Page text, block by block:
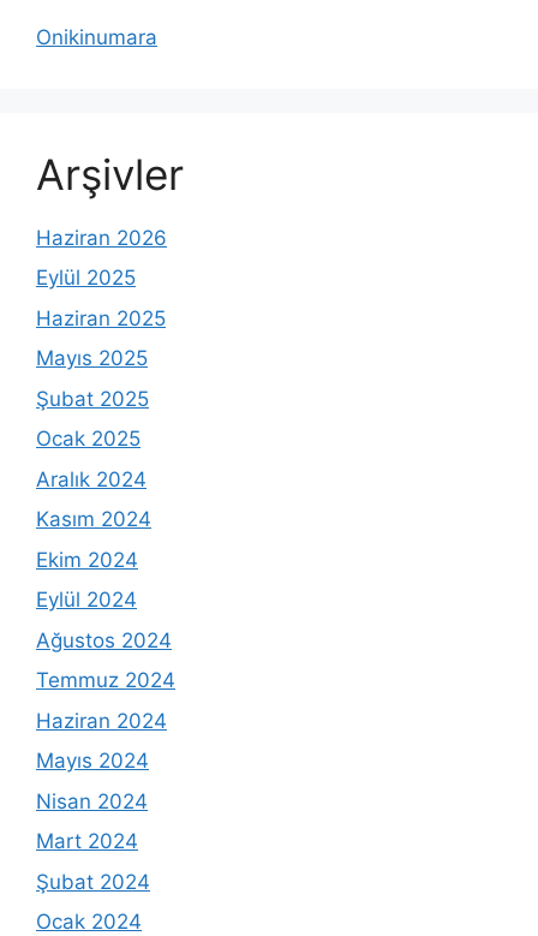
Onikinumara
Arşivler
Haziran 2026
Eylül 2025
Haziran 2025
Mayıs 2025
Şubat 2025
Ocak 2025
Aralık 2024
Kasım 2024
Ekim 2024
Eylül 2024
Ağustos 2024
Temmuz 2024
Haziran 2024
Mayıs 2024
Nisan 2024
Mart 2024
Şubat 2024
Ocak 2024